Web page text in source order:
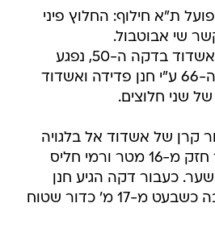
הפועל ת"א חילוף: החלוץ פיני
שי אבוטבול.
משה אוחיון, שנכנס באשדוד בדקה ה-50, נפגע
ברגלו והוחלף בדקה ה-66 ע"י חנן פדידה ואשדוד
שני חלוצים.
כדור קרן של אשדוד אל בלגויה
מילבסקי, שבעט כדור חזק מ-16 מטר ורמי חליס
כעבור דקה הגיע חנן
פדידה להזדמנות טובה כשבעט מ-17 מ' כדור שטוח